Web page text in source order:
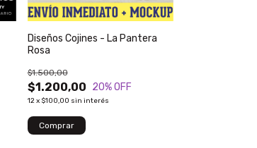
Diseños Cojines - La Pantera
Rosa
$1.200,00
$1.500,00
20% OFF
12 x $100,00 sin interés